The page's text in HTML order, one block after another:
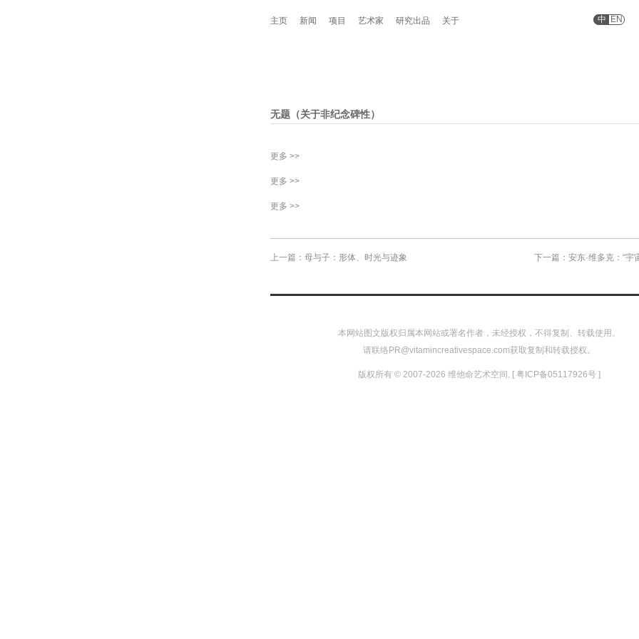
主页 新闻 项目 艺术家 研究出品 关于 中 EN
无题（关于非纪念碑性）
更多 >>
更多 >>
更多 >>
上一篇：母与子：形体、时光与迹象 下一篇：安东·维多克：“宇
本网站图文版权归属本网站或署名作者，未经授权，不得复制、转载使用。
请联络PR@vitamincreativespace.com获取复制和转载授权。
版权所有 © 2007-2026 维他命艺术空间. [ 粤ICP备05117926号 ]